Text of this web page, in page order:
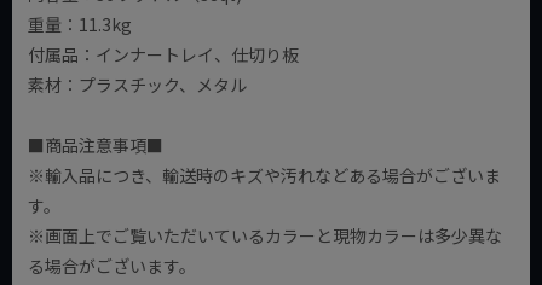
重量：11.3kg
付属品：インナートレイ、仕切り板
素材：プラスチック、メタル
■商品注意事項■
※輸入品につき、輸送時のキズや汚れなどある場合がございま
す。
※画面上でご覧いただいているカラーと現物カラーは多少異な
る場合がございます。